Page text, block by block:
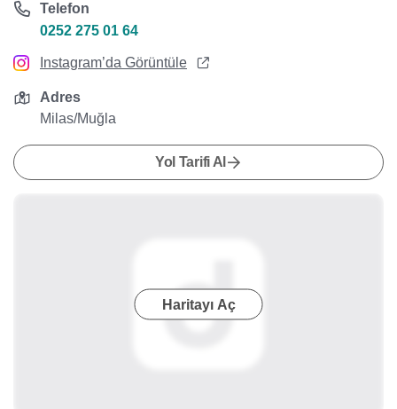
Telefon
0252 275 01 64
Instagram’da Görüntüle
Adres
Milas/Muğla
Yol Tarifi Al
Haritayı Aç